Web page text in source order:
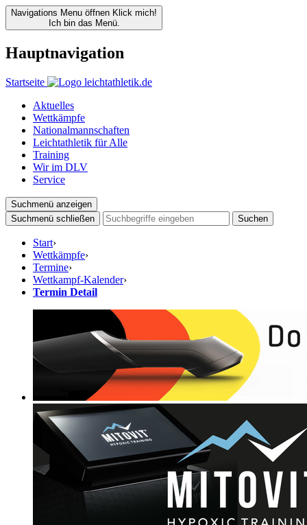
Navigations Menu öffnen Klick mich!
Ich bin das Menü.
Hauptnavigation
Startseite
Aktuelles
Wettkämpfe
Nationalmannschaften
Leichtathletik für Alle
Training
Wir im DLV
Service
Suchmenü anzeigen
Suchmenü schließen
Suchen
Start›
Wettkämpfe›
Termine›
Wettkampf-Kalender›
Termin Detail